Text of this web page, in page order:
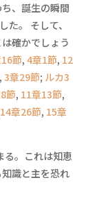
、誕生の瞬間
た。 そして、
確かでしょう
節, 4章1節, 12
, 3章29節; ルカ3
節, 11章13節,
14章26節, 15章
る。これは知恵
識と主を恐れ